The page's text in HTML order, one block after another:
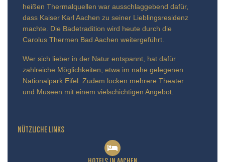
heißen Thermalquellen war ausschlaggebend dafür,
dass Kaiser Karl Aachen zu seiner Lieblingsresidenz
machte. Die Badetradition wird heute durch die
Carolus Thermen Bad Aachen weitergeführt.
Wer sich lieber in der Natur entspannt, hat dafür
zahlreiche Möglichkeiten, etwa im nahe gelegenen
Nationalpark Eifel. Zudem locken mehrere Theater
und Museen mit einem vielschichtigen Angebot.
NÜTZLICHE LINKS